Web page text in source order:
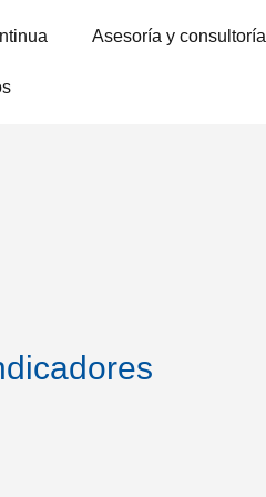
Asesoría y consultoría